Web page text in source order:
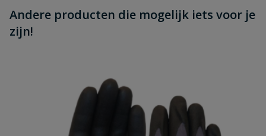
Andere producten die mogelijk iets voor je
zijn!